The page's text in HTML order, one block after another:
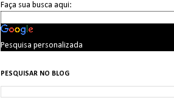
Faça sua busca aqui:
Pesquisa personalizada
PESQUISAR NO BLOG